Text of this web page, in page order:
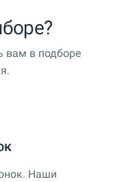
вам в подборе
Наши